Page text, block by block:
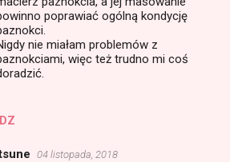
poprawiać ogólną kondycję
nie miałam problemów z
więc też trudno mi coś
04 listopada, 2018